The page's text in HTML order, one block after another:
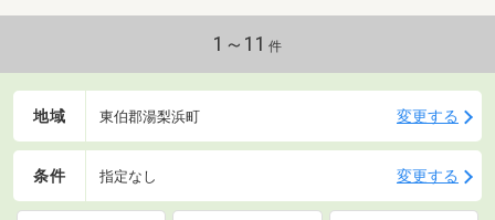
1～11 件
地域 東伯郡湯梨浜町 変更する
条件 指定なし 変更する